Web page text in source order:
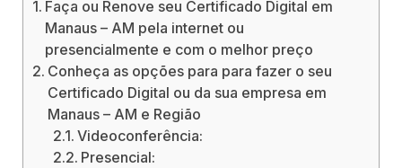
Faça ou Renove seu Certificado Digital em
Manaus – AM pela internet ou
presencialmente e com o melhor preço
Conheça as opções para para fazer o seu
Certificado Digital ou da sua empresa em
Manaus – AM e Região
Videoconferência:
Presencial: